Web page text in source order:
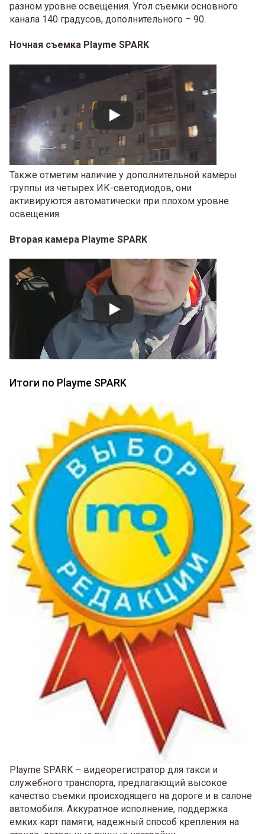
разном уровне освещения. Угол съемки основного
канала 140 градусов, дополнительного – 90.
Ночная съемка Playme SPARK
Также отметим наличие у дополнительной камеры
группы из четырех ИК-светодиодов, они
активируются автоматически при плохом уровне
освещения.
Вторая камера Playme SPARK
Итоги по Playme SPARK
Playme SPARK – видеорегистратор для такси и
служебного транспорта, предлагающий высокое
качество съемки происходящего на дороге и в салоне
автомобиля. Аккуратное исполнение, поддержка
емких карт памяти, надежный способ крепления на